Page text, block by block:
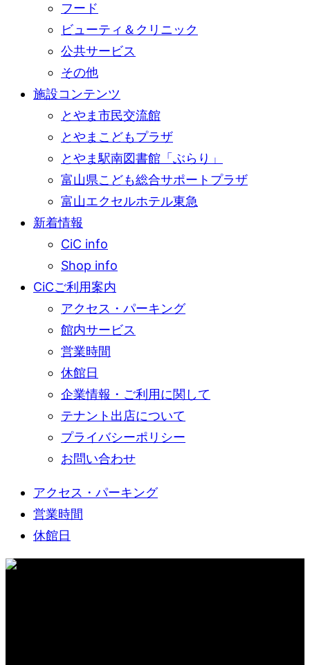
フード
ビューティ＆クリニック
公共サービス
その他
施設コンテンツ
とやま市民交流館
とやまこどもプラザ
とやま駅南図書館「ぶらり」
富山県こども総合サポートプラザ
富山エクセルホテル東急
新着情報
CiC info
Shop info
CiCご利用案内
アクセス・パーキング
館内サービス
営業時間
休館日
企業情報・ご利用に関して
テナント出店について
プライバシーポリシー
お問い合わせ
アクセス・パーキング
営業時間
休館日